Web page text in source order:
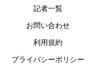
記者一覧
お問い合わせ
利用規約
プライバシーポリシー